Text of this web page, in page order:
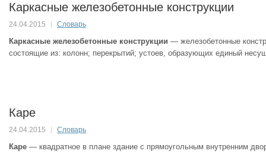
Каркасные железобетонные конструкции
24.04.2015 Словарь
Каркасные железобетонные конструкции — железобетонные
состоящие из: колонн; перекрытий; устоев, образующих единый
Каре
24.04.2015 Словарь
Каре — квадратное в плане здание с прямоугольным внутренним